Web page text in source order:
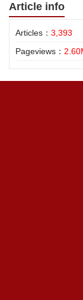
Article info
Articles： 3,393
Pageviews：